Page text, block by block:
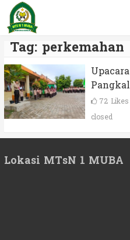
Tag: perkemahan
72 Likes
closed
Lokasi MTsN 1 MUBA